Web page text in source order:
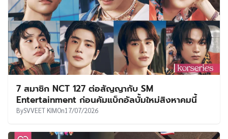
7 สมาชิก NCT 127 ต่อสัญญากับ SM
Entertainment ก่อนคัมแบ็กอัลบั้มใหม่สิงหาคมนี้
BySVVEET KIMOn17/07/2026